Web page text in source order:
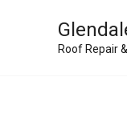
Roof Repair